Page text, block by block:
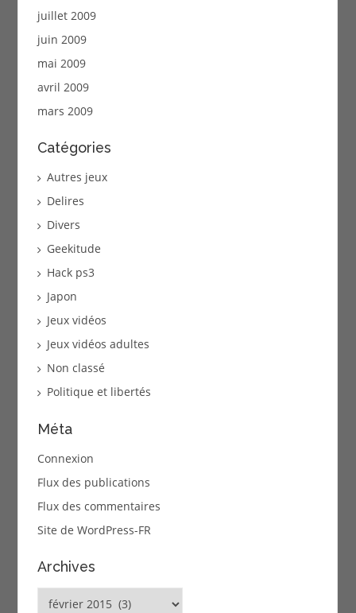
juillet 2009
juin 2009
mai 2009
avril 2009
mars 2009
Catégories
Autres jeux
Delires
Divers
Geekitude
Hack ps3
Japon
Jeux vidéos
Jeux vidéos adultes
Non classé
Politique et libertés
Méta
Connexion
Flux des publications
Flux des commentaires
Site de WordPress-FR
Archives